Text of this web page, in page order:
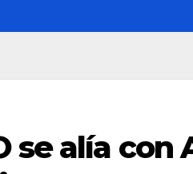
se alía con